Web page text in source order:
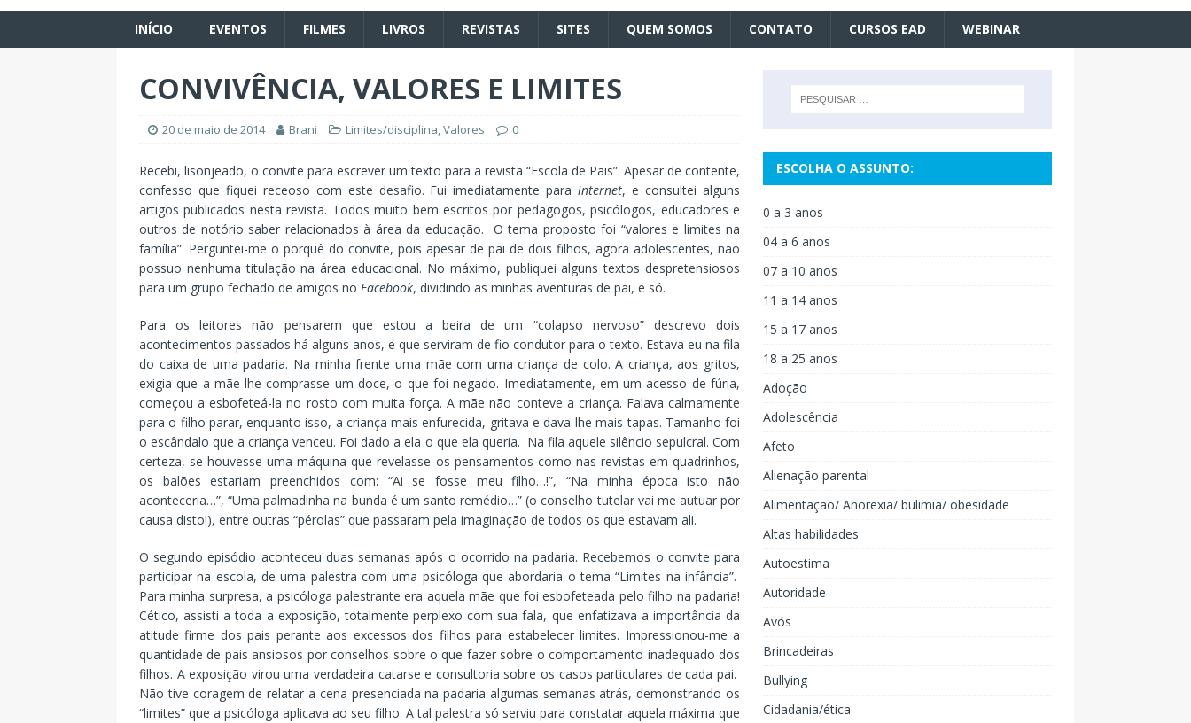
INÍCIO EVENTOS FILMES LIVROS REVISTAS SITES QUEM SOMOS CONTATO CURSOS EAD WEBINAR
CONVIVÊNCIA, VALORES E LIMITES
20 de maio de 2014 Brani Limites/disciplina,Valores 0
Recebi, lisonjeado, o convite para escrever um texto para a revista “Escola de Pais”. Apesar de contente,
confesso que fiquei receoso com este desafio. Fui imediatamente parainternet, e consultei alguns
artigos publicados nesta revista. Todos muito bem escritos por pedagogos, psicólogos, educadores e
outros de notório saber relacionados à área da educação. O tema proposto foi “valores e limites na
família”. Perguntei-me o porquê do convite, pois apesar de pai de dois filhos, agora adolescentes, não
possuo nenhuma titulação na área educacional. No máximo, publiquei alguns textos despretensiosos
para um grupo fechado de amigos no Facebook, dividindo as minhas aventuras de pai, e só.
Para os leitores não pensarem que estou a beira de um “colapso nervoso” descrevo dois
acontecimentos passados há alguns anos, e que serviram de fio condutor para o texto. Estava eu na fila
do caixa de uma padaria. Na minha frente uma mãe com uma criança de colo. A criança, aos gritos,
exigia que a mãe lhe comprasse um doce, o que foi negado. Imediatamente, em um acesso de fúria,
começou a esbofeteá-la no rosto com muita força. A mãe não conteve a criança. Falava calmamente
para o filho parar, enquanto isso, a criança mais enfurecida, gritava e dava-lhe mais tapas. Tamanho foi
o escândalo que a criança venceu. Foi dado a ela o que ela queria. Na fila aquele silêncio sepulcral. Com
certeza, se houvesse uma máquina que revelasse os pensamentos como nas revistas em quadrinhos,
os balões estariam preenchidos com: “Ai se fosse meu filho…!”, “Na minha época isto não
aconteceria…”, “Uma palmadinha na bunda é um santo remédio…” (o conselho tutelar vai me autuar por
causa disto!), entre outras “pérolas” que passaram pela imaginação de todos os que estavam ali.
O segundo episódio aconteceu duas semanas após o ocorrido na padaria. Recebemos o convite para
participar na escola, de uma palestra com uma psicóloga que abordaria o tema “Limites na infância”.
Para minha surpresa, a psicóloga palestrante era aquela mãe que foi esbofeteada pelo filho na padaria!
Cético, assisti a toda a exposição, totalmente perplexo com sua fala, que enfatizava a importância da
atitude firme dos pais perante aos excessos dos filhos para estabelecer limites. Impressionou-me a
quantidade de pais ansiosos por conselhos sobre o que fazer sobre o comportamento inadequado dos
filhos. A exposição virou uma verdadeira catarse e consultoria sobre os casos particulares de cada pai.
Não tive coragem de relatar a cena presenciada na padaria algumas semanas atrás, demonstrando os
“limites” que a psicóloga aplicava ao seu filho. A tal palestra só serviu para constatar aquela máxima que
ESCOLHA O ASSUNTO:
0 a 3 anos
04 a 6 anos
07 a 10 anos
11 a 14 anos
15 a 17 anos
18 a 25 anos
Adoção
Adolescência
Afeto
Alienação parental
Alimentação/ Anorexia/ bulimia/ obesidade
Altas habilidades
Autoestima
Autoridade
Avós
Brincadeiras
Bullying
Cidadania/ética